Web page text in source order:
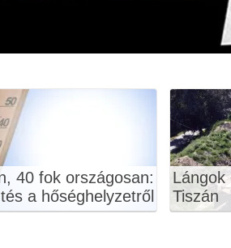
40 fok országosan:
a hőséghelyzetről
Lángok
Tiszán